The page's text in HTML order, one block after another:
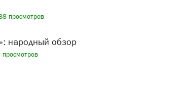
просмотров
народный обзор